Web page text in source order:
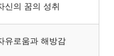
신의 꿈의 성취
유로움과 해방감